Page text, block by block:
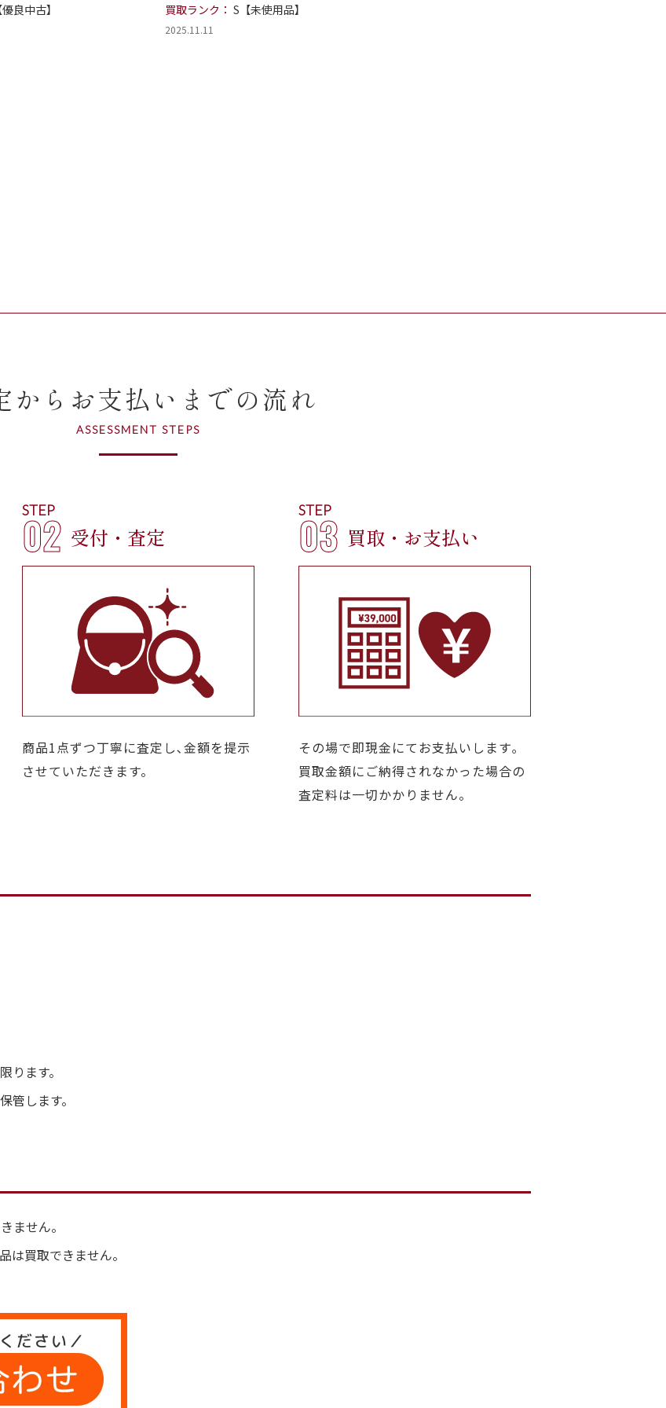
良中古】 買取ランク： S【未使用品】
2025.11.11
からお支払いまでの流れ
ASSESSMENT STEPS
STEP
02 受付・査定
商品1点ずつ丁寧に査定し､金額を提示
させていただきます。
STEP
03 買取・お支払い
その場で即現金にてお支払いします｡
買取金額にご納得されなかった場合の
査定料は一切かかりません。
ます。
します。
ません。
は買取できません。